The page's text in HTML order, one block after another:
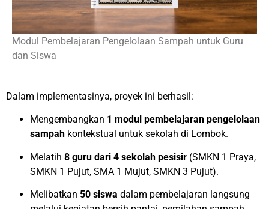
Modul Pembelajaran Pengelolaan Sampah untuk Guru
dan Siswa
Dalam implementasinya, proyek ini berhasil:
Mengembangkan 1 modul pembelajaran pengelolaan
sampah kontekstual untuk sekolah di Lombok.
Melatih 8 guru dari 4 sekolah pesisir (SMKN 1 Praya,
SMKN 1 Pujut, SMA 1 Mujut, SMKN 3 Pujut).
Melibatkan 50 siswa dalam pembelajaran langsung